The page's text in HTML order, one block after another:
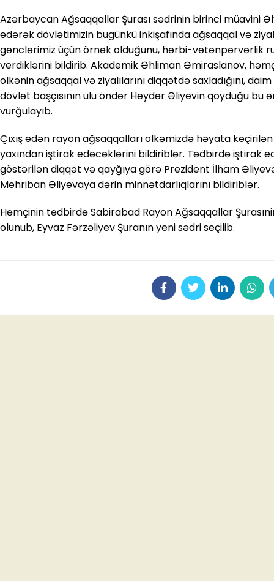
Azərbaycan Ağsaqqallar Şurası sədrinin birinci müavini
edərək dövlətimizin bugünkü inkişafında ağsaqqal və
gənclərimiz üçün örnək olduğunu, hərbi-vətənpərvərlik
verdiklərini bildirib. Akademik Əhliman Əmiraslanov,
ölkənin ağsaqqal və ziyalılarını diqqətdə saxladığını,
dövlət başçısının ulu öndər Heydər Əliyevin qoyduğu bu
vurğulayıb.
Çıxış edən rayon ağsaqqalları ölkəmizdə həyata
yaxından iştirak edəcəklərini bildiriblər. Tədbirdə iştirak
göstərilən diqqət və qayğıya görə Prezident İlham
Mehriban Əliyevaya dərin minnətdarlıqlarını bildiriblər.
Həmçinin tədbirdə Sabirabad Rayon Ağsaqqallar
olunub, Eyvaz Fərzəliyev Şuranın yeni sədri seçilib.